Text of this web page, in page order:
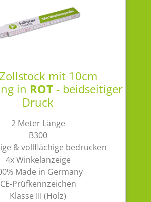
mit 10cm
in ROT- beidseitiger
Druck
2 Meter Länge
B300
& vollflächige bedrucken
4x Winkelanzeige
Made in Germany
CE-Prüfkennzeichen
Klasse III (Holz)